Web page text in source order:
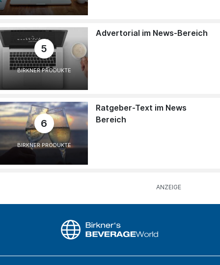
5
BIRKNER PRODUKTE
Advertorial im News-Bereich
6
BIRKNER PRODUKTE
Ratgeber-Text im News
Bereich